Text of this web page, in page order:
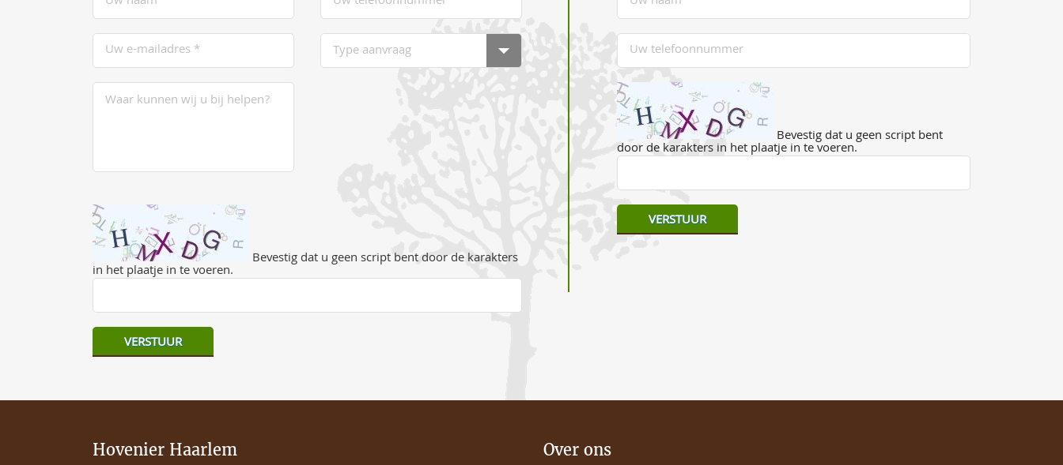
Bevestig dat u geen script bent door de karakters
in het plaatje in te voeren.
Bevestig dat u geen script bent
door de karakters in het plaatje in te voeren.
Hovenier Haarlem Over ons